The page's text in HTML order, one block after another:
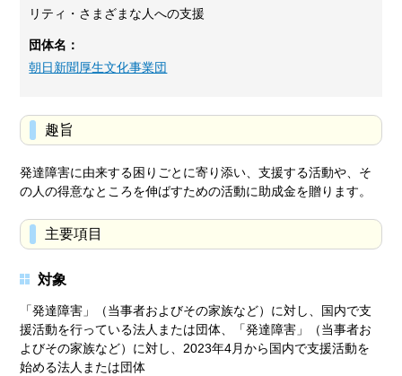
リティ・さまざまな人への支援
団体名：
朝日新聞厚生文化事業団
趣旨
発達障害に由来する困りごとに寄り添い、支援する活動や、そ
の人の得意なところを伸ばすための活動に助成金を贈ります。
主要項目
対象
「発達障害」（当事者およびその家族など）に対し、国内で支
援活動を行っている法人または団体、「発達障害」（当事者お
よびその家族など）に対し、2023年4月から国内で支援活動を
始める法人または団体